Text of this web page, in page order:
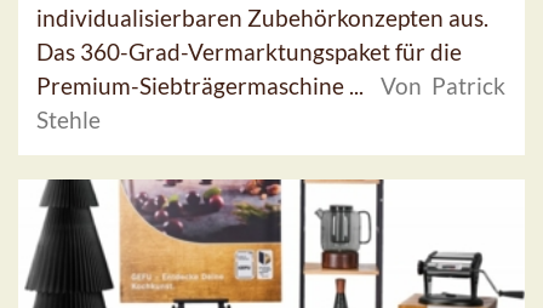
individualisierbaren Zubehörkonzepten aus.
Das 360-Grad-Vermarktungspaket für die
Premium-Siebträgermaschine ...
Von Patrick
Stehle